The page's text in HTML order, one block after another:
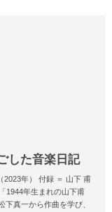
した音楽日記
年） 付録 ＝ 山下 甫
1944年生まれの山下甫
真一から作曲を学び、